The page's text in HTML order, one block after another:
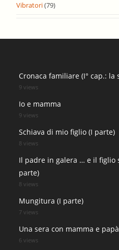
Vibratori(79)
Cronaca familiare (I° cap.: la
9 views
Io e mamma
9 views
Schiava di mio figlio (I parte)
8 views
Il padre in galera … e il figlio
parte)
8 views
Mungitura (I parte)
7 views
Una sera con mamma e papà
6 views